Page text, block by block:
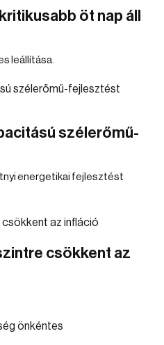
öt nap áll
leállítása.
szélerőmű-
energetikai fejlesztést
csökkent az